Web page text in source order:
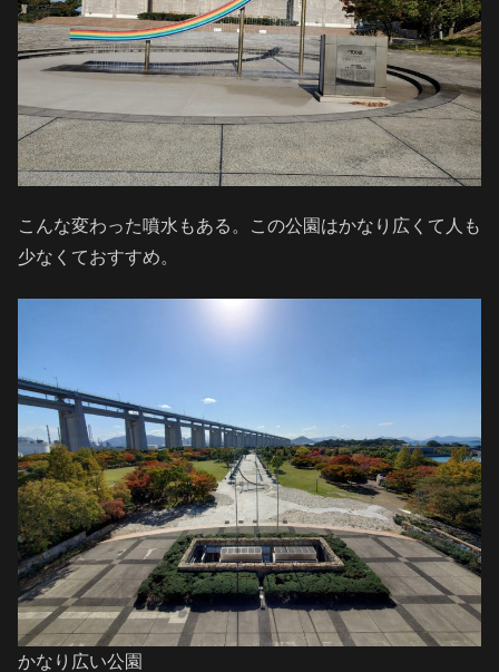
こんな変わった噴水もある。この公園はかなり広くて人も
少なくておすすめ。
かなり広い公園